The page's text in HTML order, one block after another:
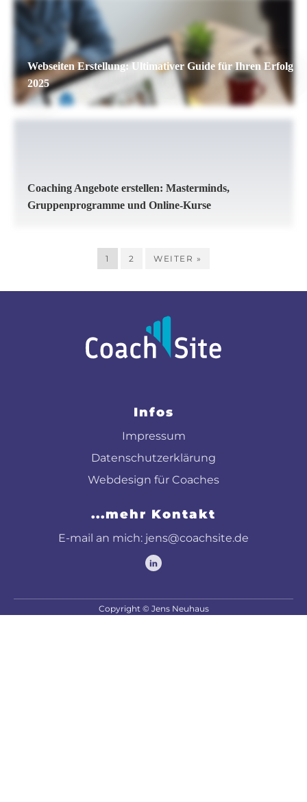
Webseiten Erstellung: Ultimativer Guide für Ihren Erfolg
2025
Coaching Angebote erstellen: Masterminds,
Gruppenprogramme und Online-Kurse
1 2 WEITER »
Infos
Impressum
Datenschutzerklärung
Webdesign für Coaches
...mehr Kontakt
E-mail an mich: jens@coachsite.de
Copyright © Jens Neuhaus